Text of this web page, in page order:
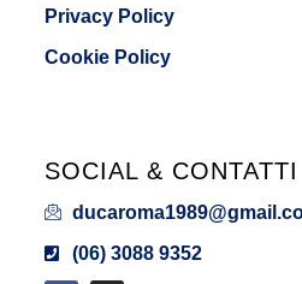
Privacy Policy
Cookie Policy
SOCIAL & CONTATTI
(06) 3088 9352